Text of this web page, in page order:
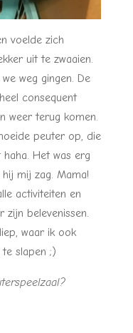
voelde zich
uit te zwaaien.
weg gingen. De
consequent
weer terug komen.
peuter op, die
Het was erg
mij zag. Mama!
activiteiten en
belevenissen.
waar ik ook
slapen ;)